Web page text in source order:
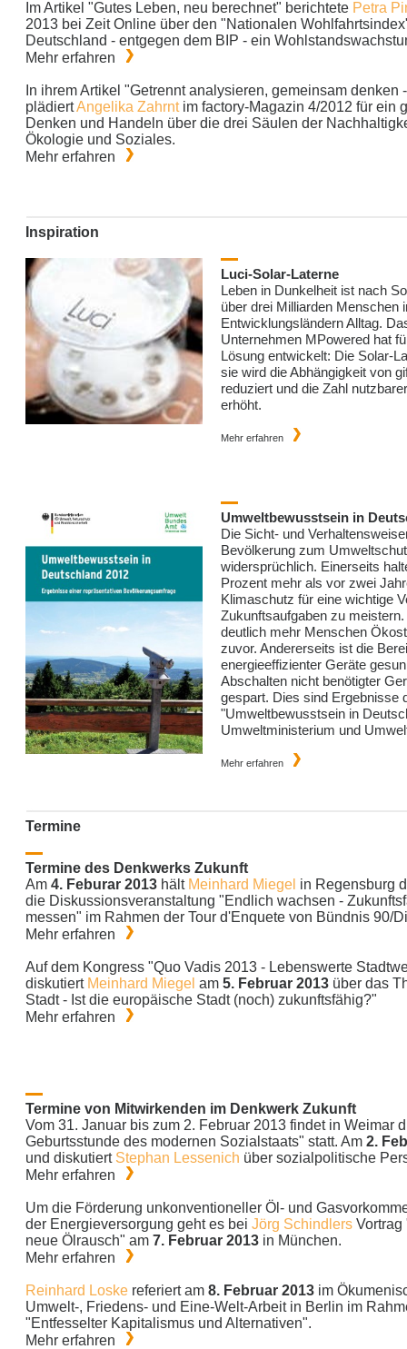
Im Artikel "Gutes Leben, neu berechnet" berichtete Petra
2013 bei Zeit Online über den "Nationalen
Deutschland - entgegen dem BIP - ein
Mehr erfahren
In ihrem Artikel "Getrennt analysieren, gemeinsam denken
plädiertAngelika Zahrntim factory-Magazin 4/2012 für ein
Denken und Handeln über die drei Säulen der
Ökologie und Soziales.
Mehr erfahren
Inspiration
Luci-Solar-Laterne
Leben in Dunkelheit ist nach
über drei Milliarden Menschen
Entwicklungsländern Alltag.
Unternehmen MPowered hat
Lösung entwickelt: Die Solar-
sie wird die Abhängigkeit von
reduziert und die Zahl
erhöht.
Mehr erfahren
Umweltbewusstsein in
Die Sicht- und
Bevölkerung zum
widersprüchlich. Einerseits
Prozent mehr als vor zwei
Klimaschutz für eine wichtige
Zukunftsaufgaben zu
deutlich mehr Menschen
zuvor. Andererseits ist die
energieeffizienter Geräte
Abschalten nicht benötigter
gespart. Dies sind Ergebnisse
"Umweltbewusstsein in
Umweltministerium und
Mehr erfahren
Termine
Termine des Denkwerks Zukunft
Am 4. Feburar 2013 hält Meinhard Miegel in Regensburg
die Diskussionsveranstaltung "Endlich wachsen -
messen" im Rahmen der Tour d'Enquete von Bündnis 90/
Mehr erfahren
Auf dem Kongress "Quo Vadis 2013 - Lebenswerte
diskutiert Meinhard Miegel am 5. Februar 2013 über das
Stadt - Ist die europäische Stadt (noch) zukunftsfähig?"
Mehr erfahren
Termine von Mitwirkenden im Denkwerk Zukunft
Vom 31. Januar bis zum 2. Februar 2013 findet in Weimar
Geburtsstunde des modernen Sozialstaats" statt. Am 2.
und diskutiert Stephan Lessenich über sozialpolitische
Mehr erfahren
Um die Förderung unkonventioneller Öl- und
der Energieversorgung geht es bei Jörg Schindlers Vortrag
neue Ölrausch" am 7. Februar 2013 in München.
Mehr erfahren
Reinhard Loske referiert am 8. Februar 2013 im
Umwelt-, Friedens- und Eine-Welt-Arbeit in Berlin im
"Entfesselter Kapitalismus und Alternativen".
Mehr erfahren